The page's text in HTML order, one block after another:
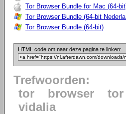
Tor Browser Bundle for Mac (64-
Tor Browser Bundle (64-bit
Tor Browser Bundle (64-bit)
HTML code om naar deze pagina te linken:
Trefwoorden:
tor
browser tor
vidalia